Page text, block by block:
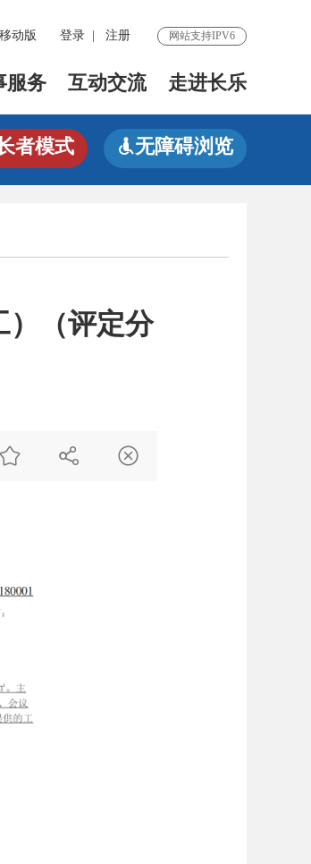
移动版 登录 注册 网站支持IPV6
服务 互动交流 走进长乐
者模式 无障碍浏览
）（评定分
  